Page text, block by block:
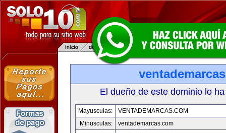
El dueño de este dominio lo
Mayusculas:
VENTADEMARCAS.COM
Minusculas:
ventademarcas.com